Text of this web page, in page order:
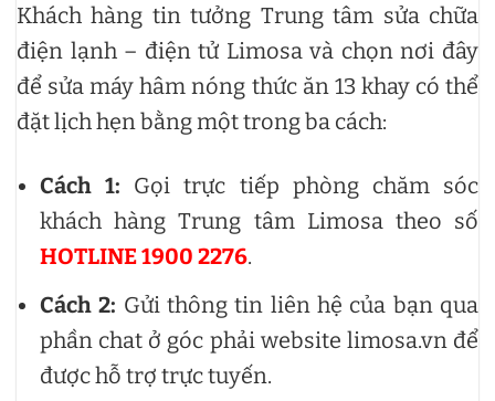
Khách hàng tin tưởng Trung tâm sửa chữa
điện lạnh – điện tử Limosa và chọn nơi đây
để sửa máy hâm nóng thức ăn 13 khay có thể
đặt lịch hẹn bằng một trong ba cách:
Cách 1: Gọi trực tiếp phòng chăm sóc
khách hàng Trung tâm Limosa theo số
HOTLINE 1900 2276.
Cách 2: Gửi thông tin liên hệ của bạn qua
phần chat ở góc phải website limosa.vn để
được hỗ trợ trực tuyến.